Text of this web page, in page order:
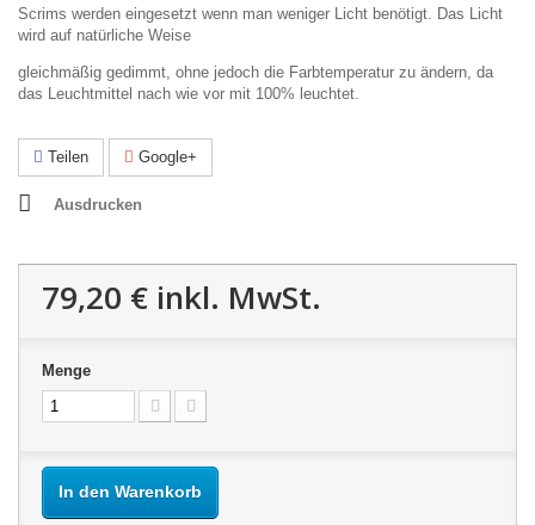
Scrims werden eingesetzt wenn man weniger Licht benötigt. Das Licht
wird auf natürliche Weise
gleichmäßig gedimmt, ohne jedoch die Farbtemperatur zu ändern, da
das Leuchtmittel nach wie vor mit 100% leuchtet.
Teilen Google+
Ausdrucken
79,20 € inkl. MwSt.
Menge
In den Warenkorb